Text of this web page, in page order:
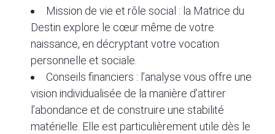
Mission de vie et rôle social : la Matrice du
Destin explore le cœur même de votre
naissance, en décryptant votre vocation
personnelle et sociale.
Conseils financiers : l’analyse vous offre une
vision individualisée de la manière d’attirer
l’abondance et de construire une stabilité
matérielle. Elle est particulièrement utile dès le